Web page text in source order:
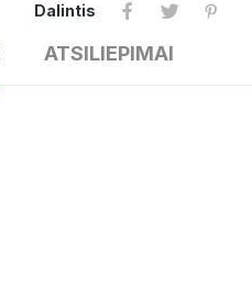
Dalintis
ATSILIEPIMAI